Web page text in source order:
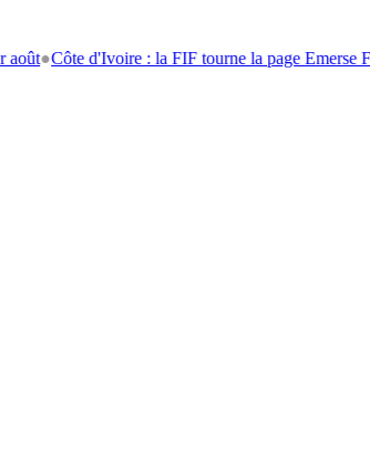
d'Ivoire : la FIF tourne la page Emerse Faé●